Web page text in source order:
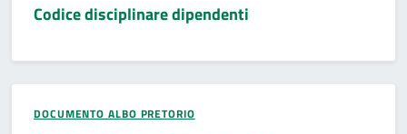
Codice disciplinare dipendenti
DOCUMENTO ALBO PRETORIO